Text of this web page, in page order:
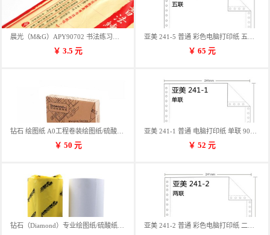
￥ 3.5元 ￥ 65元
钻石 绘图纸 A0工程卷装绘图纸/硫酸纸 50m卷装 914*50MM/卷
￥ 50 元 ￥ 52元
钻石（Diamond）专业绘图纸/硫酸纸 临摹纸 73g A4 297mm*70m 单卷装 亚美 241-2 普通 彩色电脑打印纸 二联 900张/箱 蓝包装 三等份